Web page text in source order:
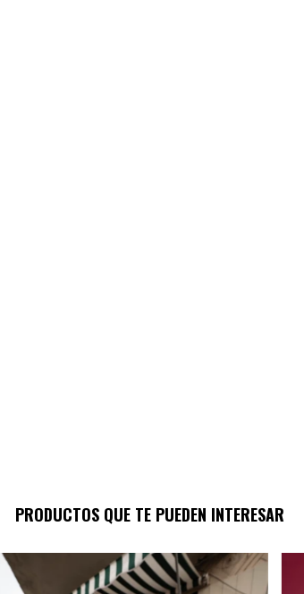
PRODUCTOS QUE TE PUEDEN INTERESAR